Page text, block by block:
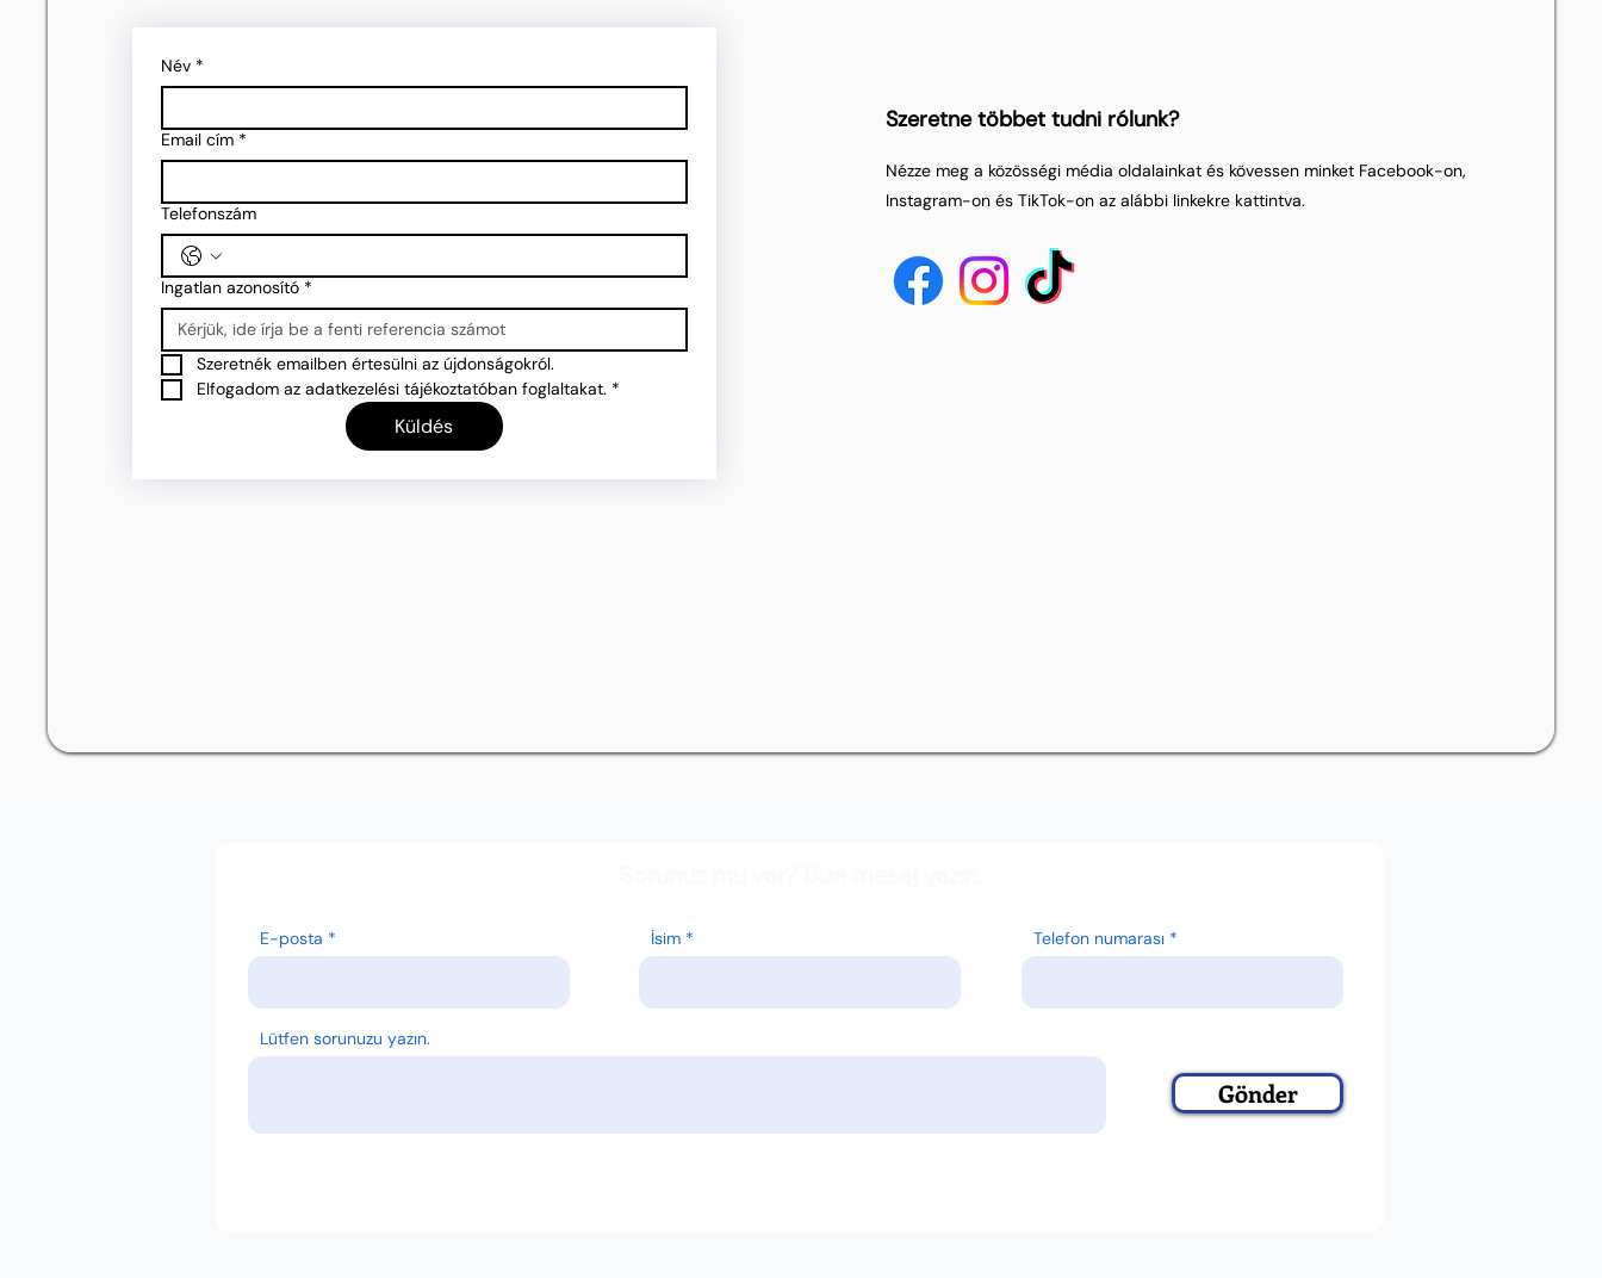
Név *
Email cím *
Telefonszám
Ingatlan azonosító *
Szeretnék emailben értesülni az újdonságokról.
Elfogadom az adatkezelési tájékoztatóban foglaltakat. *
Küldés
Szeretne többet tudni rólunk?
Nézze meg a közösségi média oldalainkat és kövessen minket Facebook-on,
Instagram-on és TikTok-on az alábbi linkekre kattintva.
E-posta İsim Telefon numarası
Lütfen sorunuzu yazın.
Gönder